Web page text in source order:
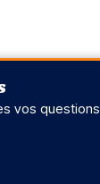
vos questions